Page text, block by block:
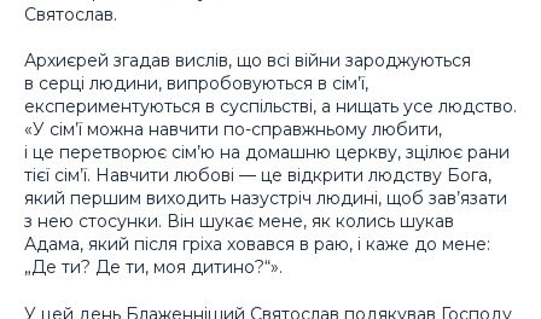
Святослав.
Архиєрей згадав вислів, що всі війни зароджуються
в серці людини, випробовуються в сім’ї,
експериментуються в суспільстві, а нищать усе людство.
«У сім’ї можна навчити по-справжньому любити,
і це перетворює сім’ю на домашню церкву, зцілює рани
тієї сім’ї. Навчити любові — це відкрити людству Бога,
який першим виходить назустріч людині, щоб зав’язати
з нею стосунки. Він шукає мене, як колись шукав
Адама, який після гріха ховався в раю, і каже до мене:
„Де ти? Де ти, моя дитино?“».
У цей день Блаженніший Святослав подякував Господу